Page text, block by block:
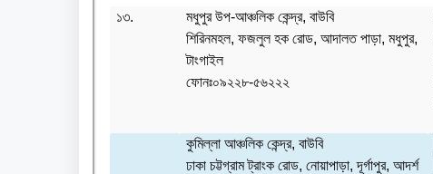
১৩.
মধুপুর উপ-আঞ্চলিক কেন্দ্র, বাউবি
শিরিনমহল, ফজলুল হক রোড, আদালত পাড়া, মধুপুর,
টাংগাইল
ফোনঃ০৯২২৮-৫৬২২২
কুমিল্লা আঞ্চলিক কেন্দ্র, বাউবি
ঢাকা চট্টগ্রাম ট্রাংক রোড, নোয়াপাড়া, দূর্গাপুর, আদর্শ